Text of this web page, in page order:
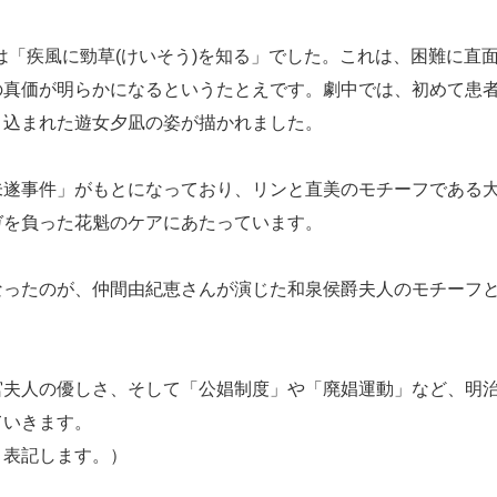
疾風に勁草(けいそう)を知る」でした。これは、困難に直
価が明らかになるというたとえです。劇中では、初めて患
まれた遊女夕凪の姿が描かれました。
件」がもとになっており、リンと直美のモチーフである
負った花魁のケアにあたっています。
のが、仲間由紀恵さんが演じた和泉侯爵夫人のモチーフと
の優しさ、そして「公娼制度」や「廃娼運動」など、明
きます。
記します。）